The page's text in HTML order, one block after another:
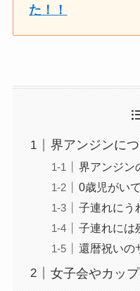
た！！
界アンジンに
界アンジン
0歳児がい
子連れにう
子連れには
還暦祝いの
女子会やカッ